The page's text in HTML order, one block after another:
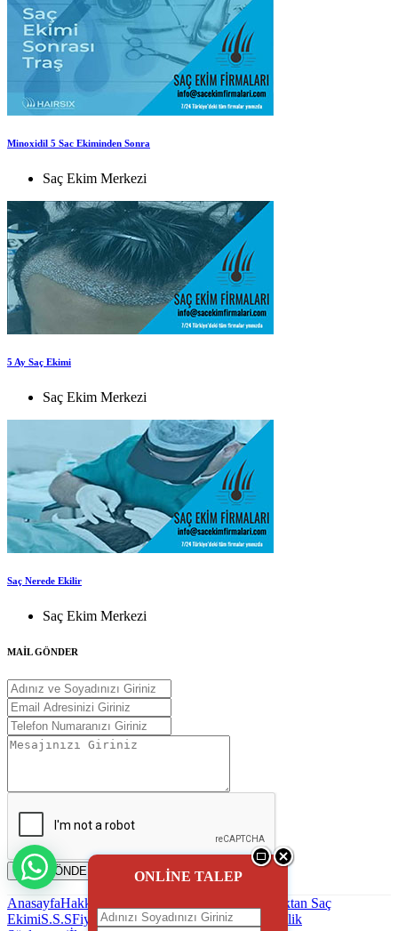
Minoxidil 5 Sac Ekiminden Sonra
Saç Ekim Merkezi
5 Ay Saç Ekimi
Saç Ekim Merkezi
Saç Nerede Ekilir
Saç Ekim Merkezi
MAİL GÖNDER
MAİL GÖNDER
AnasayfaHakkımızda
Uzaktan Saç
EkimiS.S.SFiyatlandırmaReklam uygulaması
Gizlilik
ONLİNE TALEP